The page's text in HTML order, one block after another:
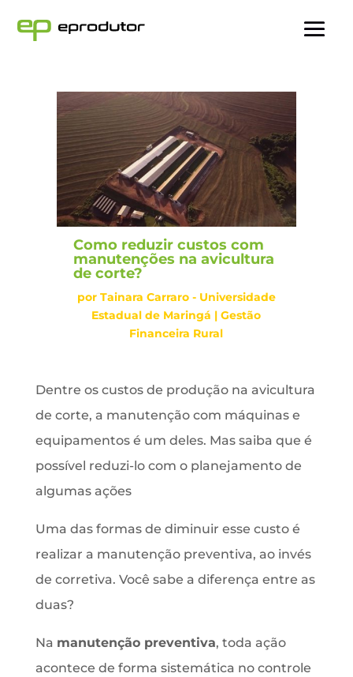
Como reduzir custos com
manutenções na avicultura
de corte?
por Tainara Carraro - Universidade
Estadual de Maringá |Gestão
Financeira Rural
Dentre os custos de produção na avicultura
de corte, a manutenção com máquinas e
equipamentos é um deles. Mas saiba que é
possível reduzi-lo com o planejamento de
algumas ações
Uma das formas de diminuir esse custo é
realizar a manutenção preventiva, ao invés
de corretiva. Você sabe a diferença entre as
duas?
Na manutenção preventiva, toda ação
acontece de forma sistemática no controle